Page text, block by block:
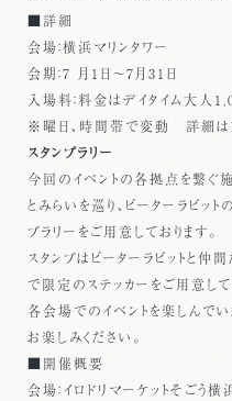
■詳細
会場：横浜マリンタワー
会期：7 月1日～7月31日
入場料：料金はデイタイム大人
※曜日、時間帯で変動 詳細は
スタンプラリー
今回のイベントの各拠点を繋ぐ
とみらいを巡り、ピーターラビッ
プラリーをご用意しております。
スタンプはピーターラビットと仲
で限定のステッカーをご用意して
各会場でのイベントを楽しんで
お楽しみください。
■開催概要
会場：イロドリマーケットそごう横